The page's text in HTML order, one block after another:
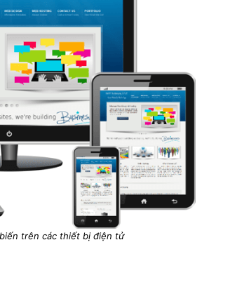
trên các thiết bị điện tử